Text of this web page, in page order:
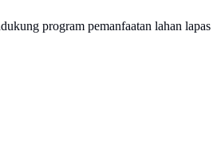
program pemanfaatan lahan